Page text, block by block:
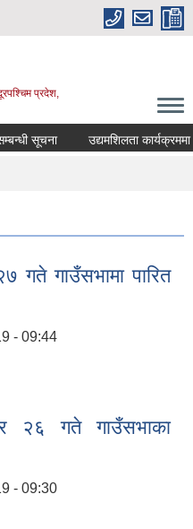
प्रदेश,
सूचना उद्यमशिलता कार्यक्रममा
गते गाउँसभामा पारित
- 09:44
२६ गते गाउँसभाका
- 09:30